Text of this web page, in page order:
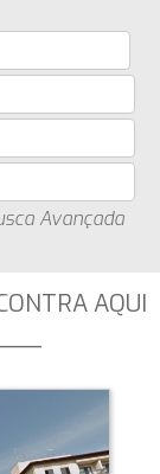
Avançada
AQUI